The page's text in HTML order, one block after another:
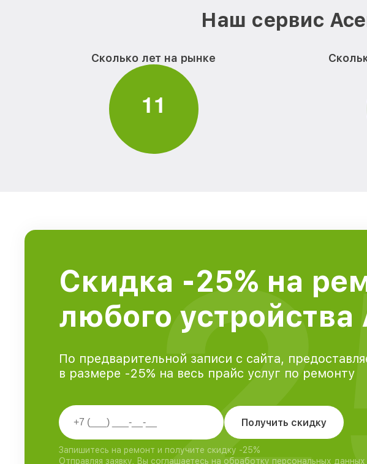
Наш сервис
Сколько лет на рынке
11
Скидка -25% на
любого устройства
По предварительной записи с сайта,
в размере -25% на весь прайс услуг по ремонту
Получить скидку
Запишитесь на ремонт и получите скидку -25%
Отправляя заявку, Вы соглашаетесь на обработку персональных данных